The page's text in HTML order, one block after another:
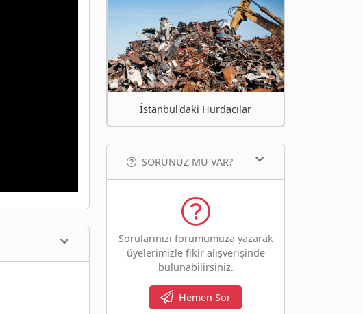
İstanbul'daki Hurdacılar
SORUNUZ MU VAR?
Sorularınızı forumumuza yazarak
üyelerimizle fikir alışverişinde
bulunabilirsiniz.
Hemen Sor